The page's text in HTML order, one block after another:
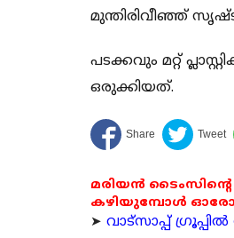
മുന്തിരിവീഞ്ഞ്
പടക്കവും മറ്റ്
ഒരുക്കിയത്.
മരിയൻ ടൈംസിന്റെ
കഴിയുമ്പോൾ ഓരോ
➤ വാട്സാപ്പ്